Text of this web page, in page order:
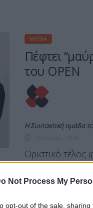
Not Process My
opt-out of the sale,
MEDIA
Πέφτει
του OPEN
Η Συντακτική ομάδα
Οριστικό τέλος
εκπομπή «Real
συντελεστές
σημερινή